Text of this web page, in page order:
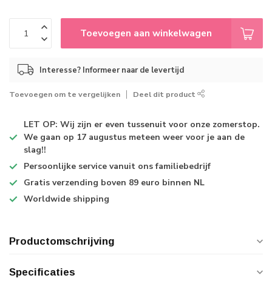
Toevoegen aan winkelwagen
Interesse? Informeer naar de levertijd
Toevoegen om te vergelijken Deel dit product
LET OP: Wij zijn er even tussenuit voor onze zomerstop.
We gaan op 17 augustus meteen weer voor je aan de
slag!!
Persoonlijke service vanuit ons familiebedrijf
Gratis verzending boven 89 euro binnen NL
Worldwide shipping
Productomschrijving
Specificaties